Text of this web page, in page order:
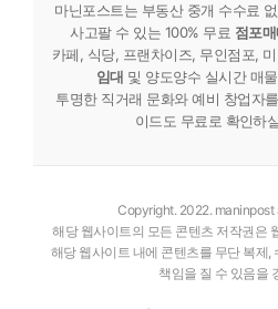
마닌포스트는 부동산 중개 수수료
사고팔 수 있는 100% 무료 점포
카페, 식당, 프랜차이즈, 무인점포,
임대 및 양도양수 실시간 매
투명한 직거래 문화와 예비 창업자
이드도 무료로 확인하
Copyright. 2022. maninpost
해당 웹사이트의 모든 콘텐츠 저작권은
해당 웹사이트 내에 콘텐츠를 무단 복제,
책임을 질 수 있음을